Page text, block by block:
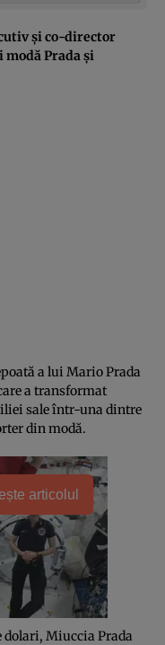
și co-director
Prada și
a lui Mario Prada
a transformat
sale într-una dintre
din modă.
articolul
dolari, Miuccia Prada